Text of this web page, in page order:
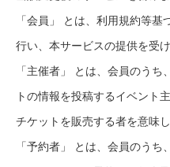
「会員」 とは、利用規約等
行い、本サービスの提供を受
「主催者」 とは、会員のう
トの情報を投稿するイベント
チケットを販売する者を意味し
「予約者」 とは、会員のう